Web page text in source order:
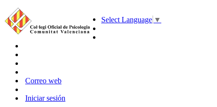
Select Language ▼
Correo web
Iniciar sesión